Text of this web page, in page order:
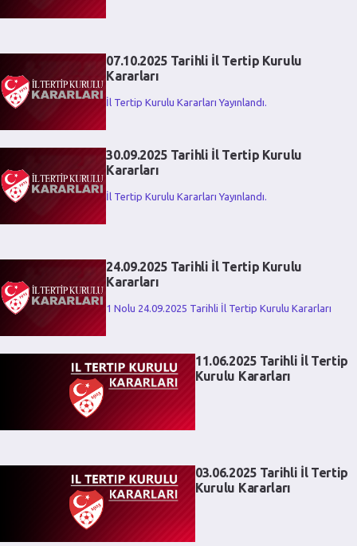
07.10.2025 Tarihli İl Tertip Kurulu
Kararları
İl Tertip Kurulu Kararları Yayınlandı.
30.09.2025 Tarihli İl Tertip Kurulu
Kararları
İl Tertip Kurulu Kararları Yayınlandı.
24.09.2025 Tarihli İl Tertip Kurulu
Kararları
1 Nolu 24.09.2025 Tarihli İl Tertip Kurulu Kararları
11.06.2025 Tarihli İl Tertip
Kurulu Kararları
03.06.2025 Tarihli İl Tertip
Kurulu Kararları